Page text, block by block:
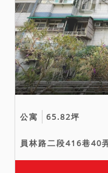
公寓 65.82坪
員林路二段416巷40